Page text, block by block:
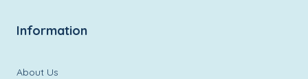
Information
About Us